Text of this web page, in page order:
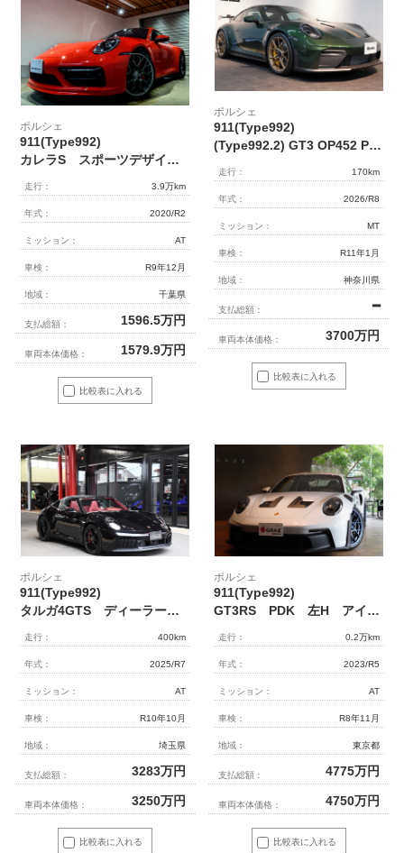
比較表に入れる
ポルシェ
911(Type992)
カレラS スポーツデザインパッケージ 軽量カーボンルーフ フロントリフター スポーツクロノパッケージ スポーツエグゾースト レザーインテリア マットカーボンインテリア ACC BSM BOSE
走行： 3.9万km
年式： 2020/R2
ミッション： AT
車検： R9年12月
地域： 千葉県
支払総額： 1596.5万円
車両本体価格： 1579.9万円
比較表に入れる
ポルシェ
911(Type992)
(Type992.2) GT3 OP452 PCCB フロントリフト クロノPKG レザー＆Race-Tex拡張インテリア HDマトリックスヘッドライト 1オーナー
走行： 170km
年式： 2026/R8
ミッション： MT
車検： R11年1月
地域： 神奈川県
支払総額： ━
車両本体価格： 3700万円
比較表に入れる
ポルシェ
911(Type992)
タルガ4GTS ディーラー車 1オーナー メーカー保証付き 左ハンドル 麻布店展示車輛
走行： 400km
年式： 2025/R7
ミッション： AT
車検： R10年10月
地域： 埼玉県
支払総額： 3283万円
車両本体価格： 3250万円
比較表に入れる
ポルシェ
911(Type992)
GT3RS PDK 左H アイスグレーメタリック フロントリフト フルバケシート
走行： 0.2万km
年式： 2023/R5
ミッション： AT
車検： R8年11月
地域： 東京都
支払総額： 4775万円
車両本体価格： 4750万円